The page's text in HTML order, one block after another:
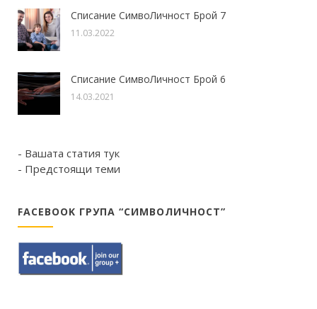
Списание СимвоЛичност Брой 7
11.03.2022
Списание СимвоЛичност Брой 6
14.03.2021
- Вашата статия тук
- Предстоящи теми
FACEBOOK ГРУПА “СИМВОЛИЧНОСТ”